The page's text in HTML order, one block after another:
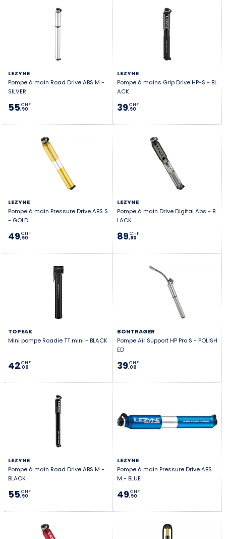
LEZYNE
Pompe à main Road Drive ABS M -
SILVER
55,90
CHF
LEZYNE
Pompe à mains Grip Drive HP-S - BL
ACK
39,90
CHF
LEZYNE
Pompe à main Pressure Drive ABS S
- GOLD
49,90
CHF
LEZYNE
Pompe à main Drive Digital Abs - B
LACK
89,90
CHF
TOPEAK
Mini pompe Roadie TT mini - BLACK
42,00
CHF
BONTRAGER
Pompe Air Support HP Pro S - POLISH
ED
39,00
CHF
LEZYNE
Pompe à main Road Drive ABS M -
BLACK
55,90
CHF
LEZYNE
Pompe à main Pressure Drive ABS
M - BLUE
49,90
CHF